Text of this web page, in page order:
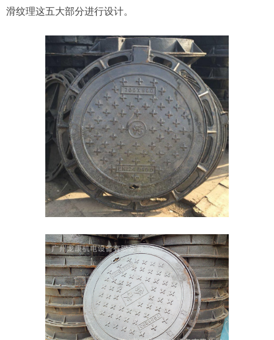
滑纹理这五大部分进行设计。